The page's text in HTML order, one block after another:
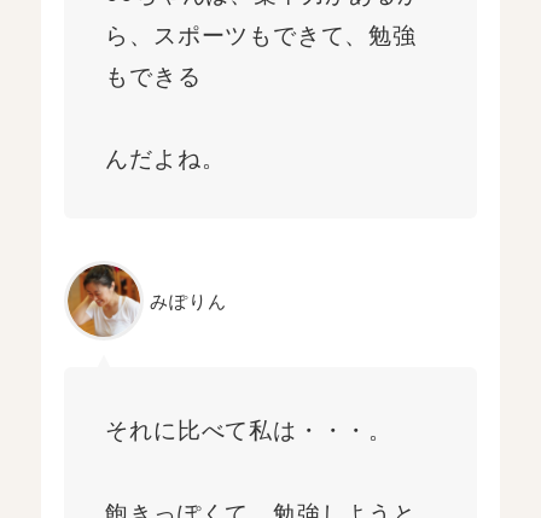
ら、スポーツもできて、勉強
もできる
んだよね。
みぽりん
それに比べて私は・・・。
飽きっぽくて、勉強しようと